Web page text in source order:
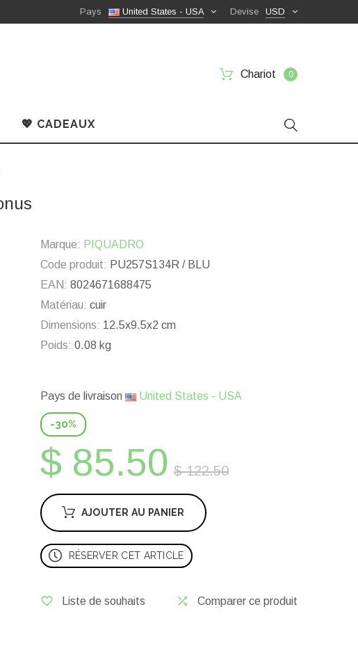
USD
Devise
United States - USA
Pays
Chariot 0
💖 CADEAUX
Marque: PIQUADRO
Code produit: PU257S134R / BLU
EAN: 8024671688475
Matériau: cuir
Dimensions: 12.5x9.5x2 cm
Poids: 0.08 kg
Pays de livraison United States - USA
-30%
$ 85.50 $ 122.50
AJOUTER AU PANIER
RÉSERVER CET ARTICLE
Liste de souhaits Comparer ce produit